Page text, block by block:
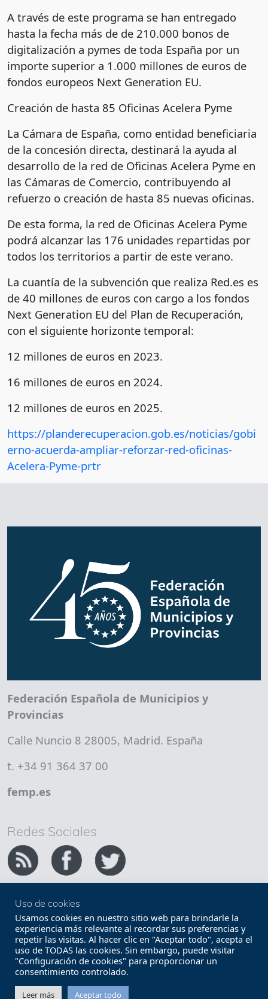
A través de este programa se han entregado
hasta la fecha más de de 210.000 bonos de
digitalización a pymes de toda España por un
importe superior a 1.000 millones de euros de
fondos europeos Next Generation EU.
Creación de hasta 85 Oficinas Acelera Pyme
La Cámara de España, como entidad beneficiaria
de la concesión directa, destinará la ayuda al
desarrollo de la red de Oficinas Acelera Pyme en
las Cámaras de Comercio, contribuyendo al
refuerzo o creación de hasta 85 nuevas oficinas.
De esta forma, la red de Oficinas Acelera Pyme
podrá alcanzar las 176 unidades repartidas por
todos los territorios a partir de este verano.
La cuantía de la subvención que realiza Red.es es
de 40 millones de euros con cargo a los fondos
Next Generation EU del Plan de Recuperación,
con el siguiente horizonte temporal:
12 millones de euros en 2023.
16 millones de euros en 2024.
12 millones de euros en 2025.
https://planderecuperacion.gob.es/noticias/gobi
erno-acuerda-ampliar-reforzar-red-oficinas-
Acelera-Pyme-prtr
Federación Española de Municipios y
Provincias
Calle Nuncio 8 28005, Madrid. España
t. +34 91 364 37 00
femp.es
Redes Sociales
Copyright FEMP
Accesibilidad
Términos legales
Política de privacidad
Términos y condiciones de uso
Contacto
Uso de cookies
Usamos cookies en nuestro sitio web para brindarle la
experiencia más relevante al recordar sus preferencias y
repetir las visitas. Al hacer clic en "Aceptar todo", acepta el
uso de TODAS las cookies. Sin embargo, puede visitar
"Configuración de cookies" para proporcionar un
consentimiento controlado.
Leer más Aceptar todo